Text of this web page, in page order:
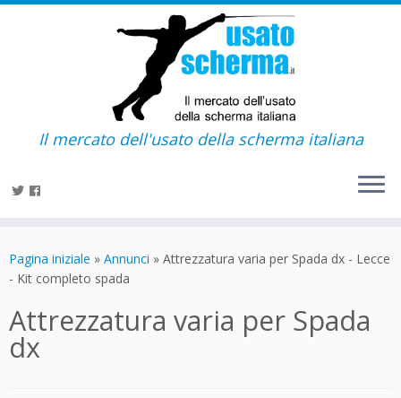
contenuto
Il mercato dell'usato della scherma italiana
Pagina iniziale » Annunci » Attrezzatura varia per Spada dx - Lecce
- Kit completo spada
Attrezzatura varia per Spada
dx